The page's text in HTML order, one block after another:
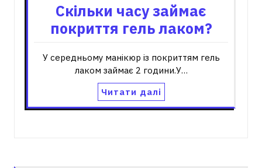
Скільки часу займає
покриття гель лаком?
У середньому манікюр із покриттям гель
лаком займає 2 години.У…
Читати далі